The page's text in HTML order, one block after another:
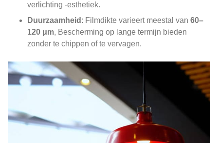
verlichting -esthetiek.
Duurzaamheid : Filmdikte varieert meestal van 60–
120 μm, Bescherming op lange termijn bieden
zonder te chippen of te vervagen.